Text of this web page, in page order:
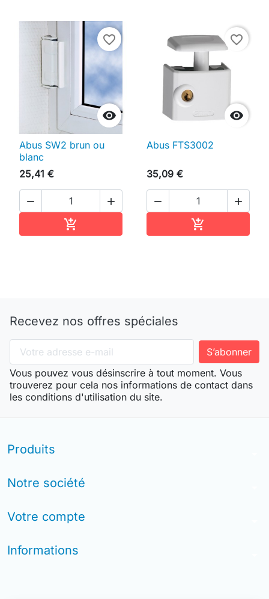

favorite_border
Abus SW2 brun ou
blanc
25,41 €
 


favorite_border
Abus FTS3002
35,09 €
 

Recevez nos offres spéciales
Vous pouvez vous désinscrire à tout moment. Vous
trouverez pour cela nos informations de contact dans
les conditions d'utilisation du site.
Produits
Notre société
Votre compte
Informations